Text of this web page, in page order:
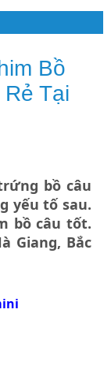
Bồ
Tại
bồ câu
yếu tố sau.
bồ câu tốt.
Giang, Bắc